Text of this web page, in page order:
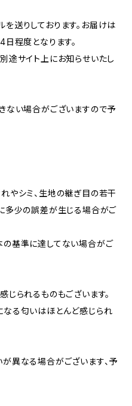
送りしております。お届けは
程度となります。
途サイト上にお知らせいたし
ない場合がございますので予
やシミ、生地の継ぎ目の若干
多少の誤差が生じる場合がご
基準に達してない場合がご
られるものもございます。
る匂いはほとんど感じられ
異なる場合がございます、予